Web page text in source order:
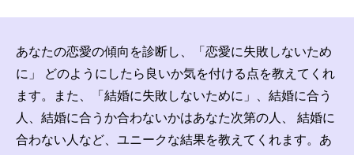
漢字の語源
漢字の歴史
あなたの恋愛の傾向を診断し、「恋愛に失敗しないため
に」 どのようにしたら良いか気を付ける点を教えてくれ
ます。また、「結婚に失敗しないために」、結婚に合う
人、結婚に合うか合わないかはあなた次第の人、 結婚に
合わない人など、ユニークな結果を教えてくれます。あ